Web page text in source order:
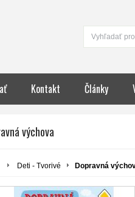
Kontakt Články
výchova
Deti - Tvorivé Dopravná